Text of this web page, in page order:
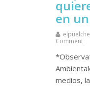
en
elpuelche
Comment
medios,